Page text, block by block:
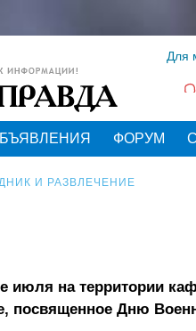
Для
ФОРУМ
И РАЗВЛЕЧЕНИЕ
июля на территории
посвященное Дню